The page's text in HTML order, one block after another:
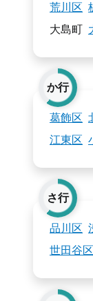
荒川区
大島町
か行
葛飾区
江東区
さ行
品川区
世田谷区